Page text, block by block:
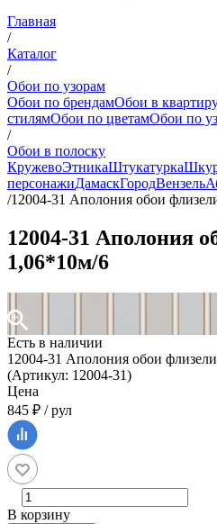
Главная
/
Каталог
/
Обои по узорам
Обои по брендамОбои в
стилямОбои по цветамОбои по
/
Обои в полоску
КружевоЭтникаШтукатурка
персонажиДамаскГородВензель
/12004-31 Аполония обои
12004-31 Аполония
1,06*10м/6
Есть в наличии
12004-31 Аполония обои
(Артикул: 12004-31)
Цена
845 ₽ / рул
В корзину